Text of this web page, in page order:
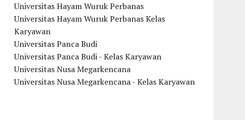
Universitas Hayam Wuruk Perbanas
Universitas Hayam Wuruk Perbanas Kelas
Karyawan
Universitas Panca Budi
Universitas Panca Budi - Kelas Karyawan
Universitas Nusa Megarkencana
Universitas Nusa Megarkencana - Kelas Karyawan